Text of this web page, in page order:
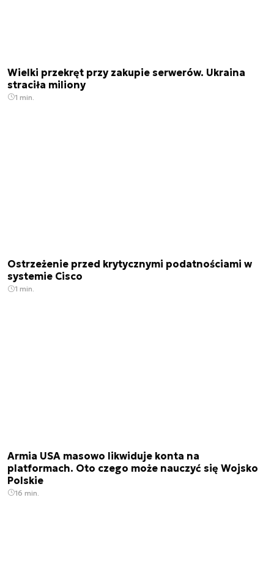
Wielki przekręt przy zakupie serwerów. Ukraina
straciła miliony
1 min.
Ostrzeżenie przed krytycznymi podatnościami w
systemie Cisco
1 min.
Armia USA masowo likwiduje konta na
platformach. Oto czego może nauczyć się Wojsko
Polskie
16 min.